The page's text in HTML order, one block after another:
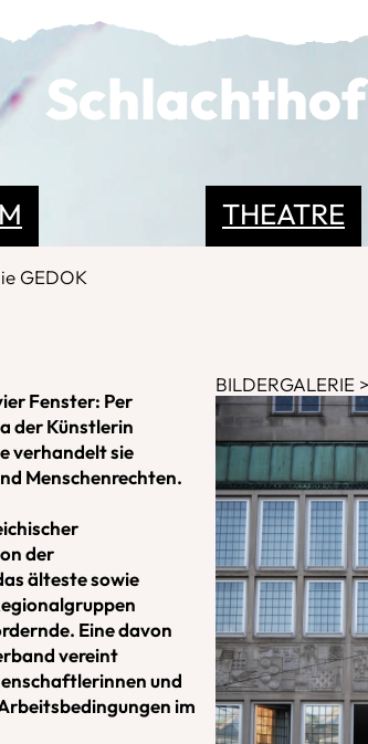
Schlachthof
THEATRE
GEDOK
Fenster: Per
der Künstlerin
verhandelt sie
Menschenrechten.
der
älteste sowie
Eine davon
vereint
und
im
BILDERGALERIE